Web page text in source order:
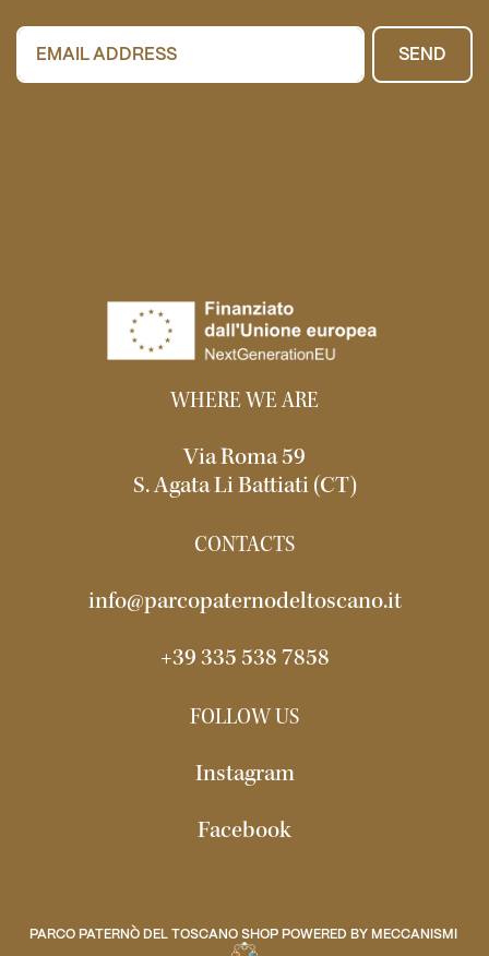
SEND
WHERE WE ARE
Via Roma 59
S. Agata Li Battiati (CT)
CONTACTS
info@parcopaternodeltoscano.it
+39 335 538 7858
FOLLOW US
Instagram
Facebook
PARCO PATERNÒ DEL TOSCANO SHOP POWERED BY MECCANISMI